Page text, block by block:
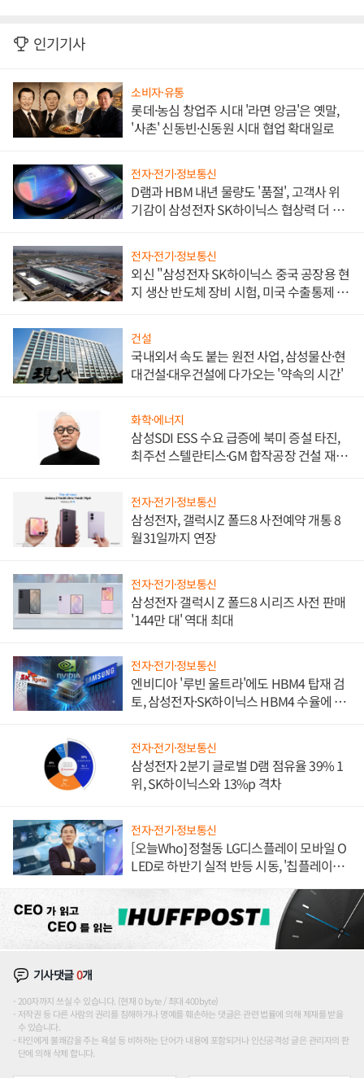
인기기사
소비자·유통
롯데·농심 창업주 시대 '라면 앙금'은 옛말,
'사촌' 신동빈·신동원 시대 협업 확대일로
전자·전기·정보통신
D램과 HBM 내년 물량도 '품절', 고객사 위
기감이 삼성전자 SK하이닉스 협상력 더 키
전자·전기·정보통신
외신 "삼성전자 SK하이닉스 중국 공장용 현
지 생산 반도체 장비 시험, 미국 수출통제 대
건설
국내외서 속도 붙는 원전 사업, 삼성물산·현
대건설·대우건설에 다가오는 '약속의 시간'
화학·에너지
삼성SDI ESS 수요 급증에 북미 증설 타진,
최주선 스텔란티스·GM 합작공장 건설 재추
전자·전기·정보통신
삼성전자, 갤럭시Z 폴드8 사전예약 개통 8
월31일까지 연장
전자·전기·정보통신
삼성전자 갤럭시 Z 폴드8 시리즈 사전 판매
'144만 대' 역대 최대
전자·전기·정보통신
엔비디아 '루빈 울트라'에도 HBM4 탑재 검
토, 삼성전자·SK하이닉스 HBM4 수율에 주
전자·전기·정보통신
삼성전자 2분기 글로벌 D램 점유율 39% 1
위, SK하이닉스와 13%p 격차
전자·전기·정보통신
[오늘Who] 정철동 LG디스플레이 모바일 O
LED로 하반기 실적 반등 시동, '칩플레이
기사댓글0개
200자까지 쓰실 수 있습니다. (현재 0 byte / 최대 400byte)
저작권 등 다른 사람의 권리를 침해하거나 명예를 훼손하는 댓글은 관련 법률에 의해 제재를 받을
수 있습니다.
타인에게 불쾌감을 주는 욕설 등 비하하는 단어가 내용에 포함되거나 인신공격성 글은 관리자의 판
단에 의해 삭제 합니다.